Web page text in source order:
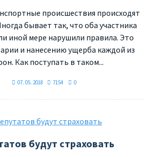
происшествия происходят
бывает так, что оба участника
иной мере нарушили правила. Это
и нанесению ущерба каждой из
Как поступать в таком...
07. 05. 2018 7154 0
будут страховать